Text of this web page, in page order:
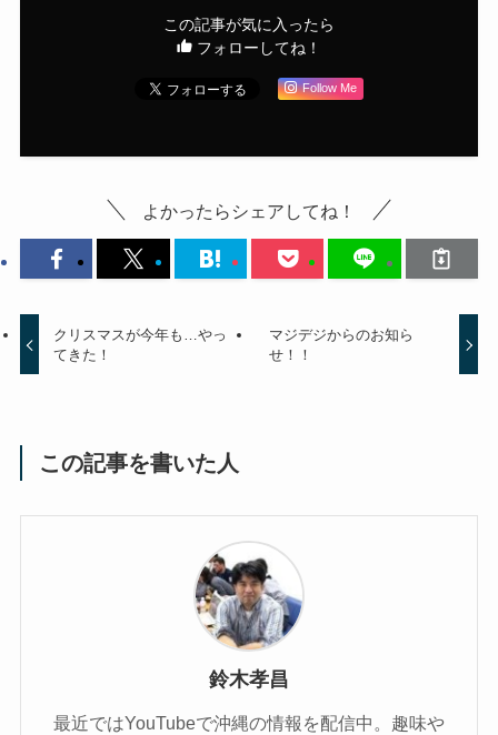
この記事が気に入ったら
フォローしてね！
Follow Me
よかったらシェアしてね！
クリスマスが今年も…やっ
てきた！
マジデジからのお知ら
せ！！
この記事を書いた人
鈴木孝昌
最近ではYouTubeで沖縄の情報を配信中。趣味や